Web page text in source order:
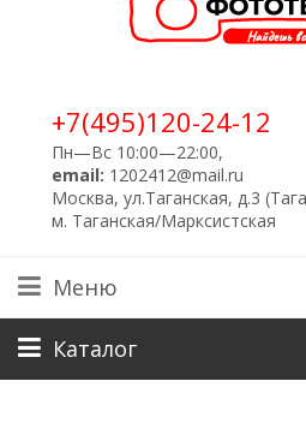
+7(495)120-24-12
Пн—Вс 10:00—22:00,
email: 1202412@mail.ru
Москва, ул.Таганская, д.3
м. Таганская/Марксистская
Меню
Каталог